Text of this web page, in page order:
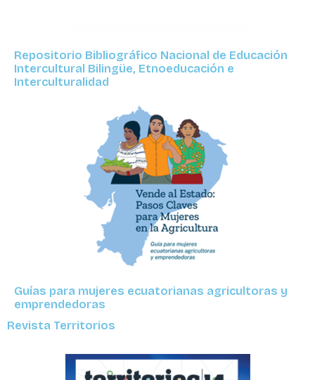
Repositorio Bibliográfico Nacional de Educación
Intercultural Bilingüe, Etnoeducación e
Interculturalidad
Guías para mujeres ecuatorianas agricultoras y
emprendedoras
Revista Territorios